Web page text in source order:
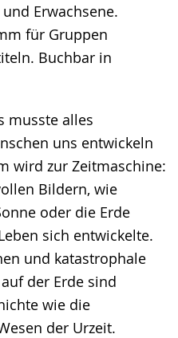
Erwachsene.
für Gruppen
Buchbar in
musste alles
uns entwickeln
wird zur Zeitmaschine:
Bildern, wie
oder die Erde
sich entwickelte.
und katastrophale
der Erde sind
wie die
der Urzeit.